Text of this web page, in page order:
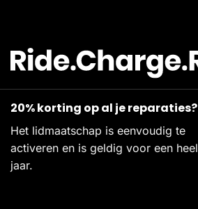
20% korting op al je reparaties?
Het lidmaatschap is eenvoudig te
activeren en is geldig voor een heel
jaar.